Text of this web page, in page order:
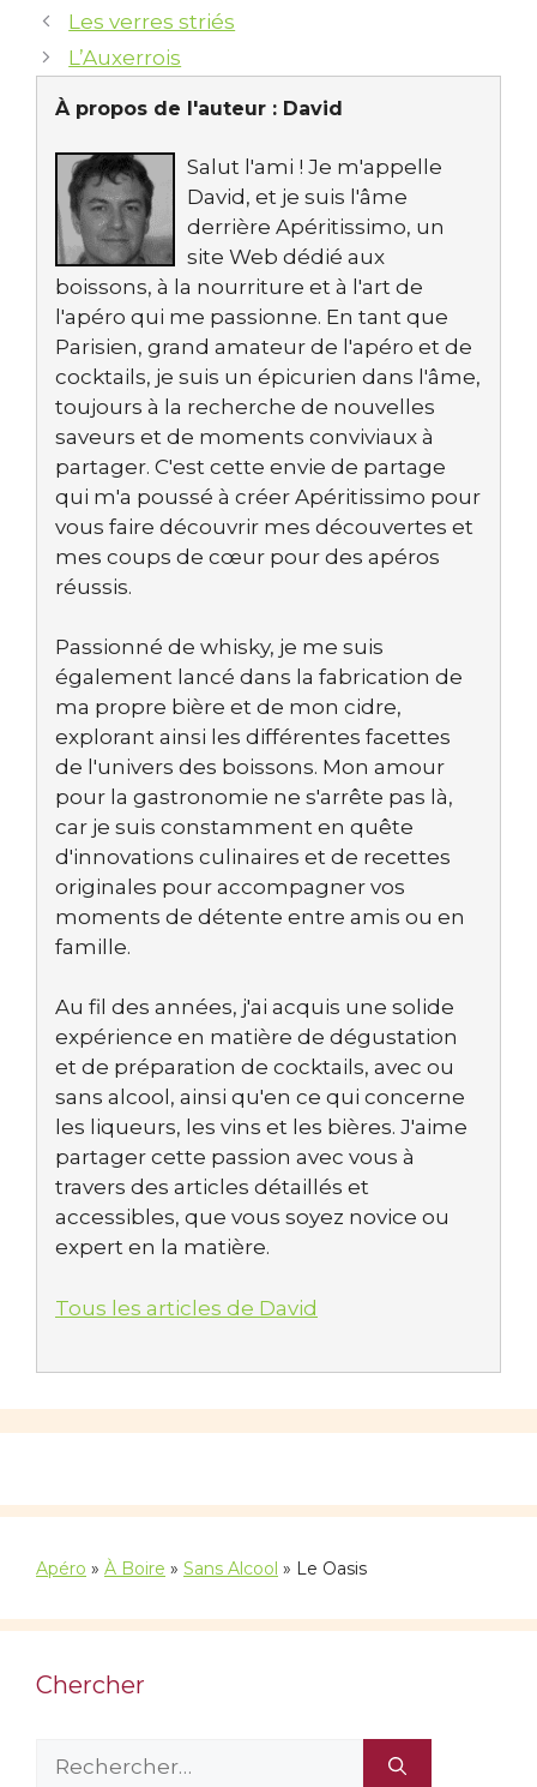
Les verres striés
L’Auxerrois
À propos de l'auteur : David
Salut l'ami ! Je m'appelle
David, et je suis l'âme
derrière Apéritissimo, un
site Web dédié aux
boissons, à la nourriture et à l'art de
l'apéro qui me passionne. En tant que
Parisien, grand amateur de l'apéro et de
cocktails, je suis un épicurien dans l'âme,
toujours à la recherche de nouvelles
saveurs et de moments conviviaux à
partager. C'est cette envie de partage
qui m'a poussé à créer Apéritissimo pour
vous faire découvrir mes découvertes et
mes coups de cœur pour des apéros
réussis.
Passionné de whisky, je me suis
également lancé dans la fabrication de
ma propre bière et de mon cidre,
explorant ainsi les différentes facettes
de l'univers des boissons. Mon amour
pour la gastronomie ne s'arrête pas là,
car je suis constamment en quête
d'innovations culinaires et de recettes
originales pour accompagner vos
moments de détente entre amis ou en
famille.
Au fil des années, j'ai acquis une solide
expérience en matière de dégustation
et de préparation de cocktails, avec ou
sans alcool, ainsi qu'en ce qui concerne
les liqueurs, les vins et les bières. J'aime
partager cette passion avec vous à
travers des articles détaillés et
accessibles, que vous soyez novice ou
expert en la matière.
Tous les articles de David
Apéro » À Boire » Sans Alcool » Le Oasis
Chercher
Rechercher :